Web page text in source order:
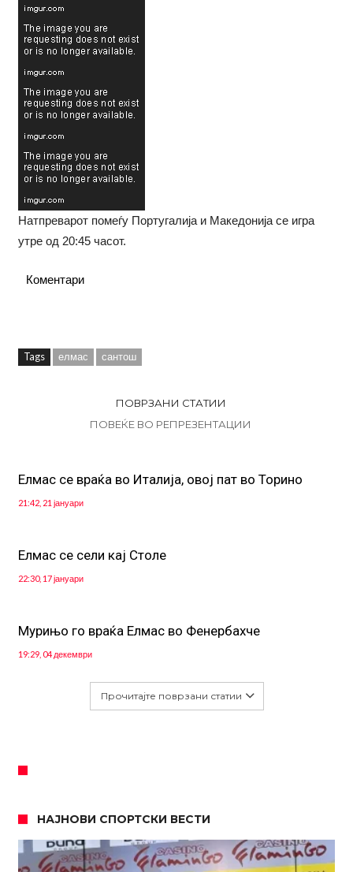
Натпреварот помеѓу Португалија и Македонија се игра
утре од 20:45 часот.
Коментари
Tags елмас сантош
ПОВРЗАНИ СТАТИИ
ПОВЕЌЕ ВО РЕПРЕЗЕНТАЦИИ
Елмас се враќа во Италија, овој пат во Торино
21:42, 21 јануари
Елмас се сели кај Столе
22:30, 17 јануари
Мурињо го враќа Елмас во Фенербахче
19:29, 04 декември
Прочитајте поврзани статии
НАЈНОВИ СПОРТСКИ ВЕСТИ